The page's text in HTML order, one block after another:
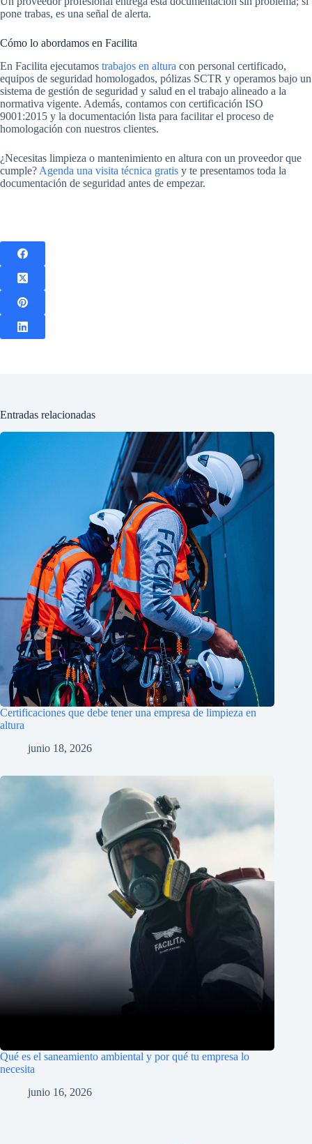
pone trabas, es una señal de alerta.
Cómo lo abordamos en Facilita
En Facilita ejecutamos trabajos en altura con personal certificado,
equipos de seguridad homologados, pólizas SCTR y operamos bajo un
sistema de gestión de seguridad y salud en el trabajo alineado a la
normativa vigente. Además, contamos con certificación ISO
9001:2015 y la documentación lista para facilitar el proceso de
homologación con nuestros clientes.
¿Necesitas limpieza o mantenimiento en altura con un proveedor que
cumple? Agenda una visita técnica gratis y te presentamos toda la
documentación de seguridad antes de empezar.
Entradas relacionadas
Certificaciones que debe tener una empresa de limpieza en
altura
junio 18, 2026
Qué es el saneamiento ambiental y por qué tu empresa lo
necesita
junio 16, 2026